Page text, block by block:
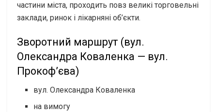
частини міста, проходить повз великі торговельні
заклади, ринок і лікарняні об’єкти.
Зворотний маршрут (вул.
Олександра Коваленка — вул.
Прокоф’єва)
вул. Олександра Коваленка
на вимогу